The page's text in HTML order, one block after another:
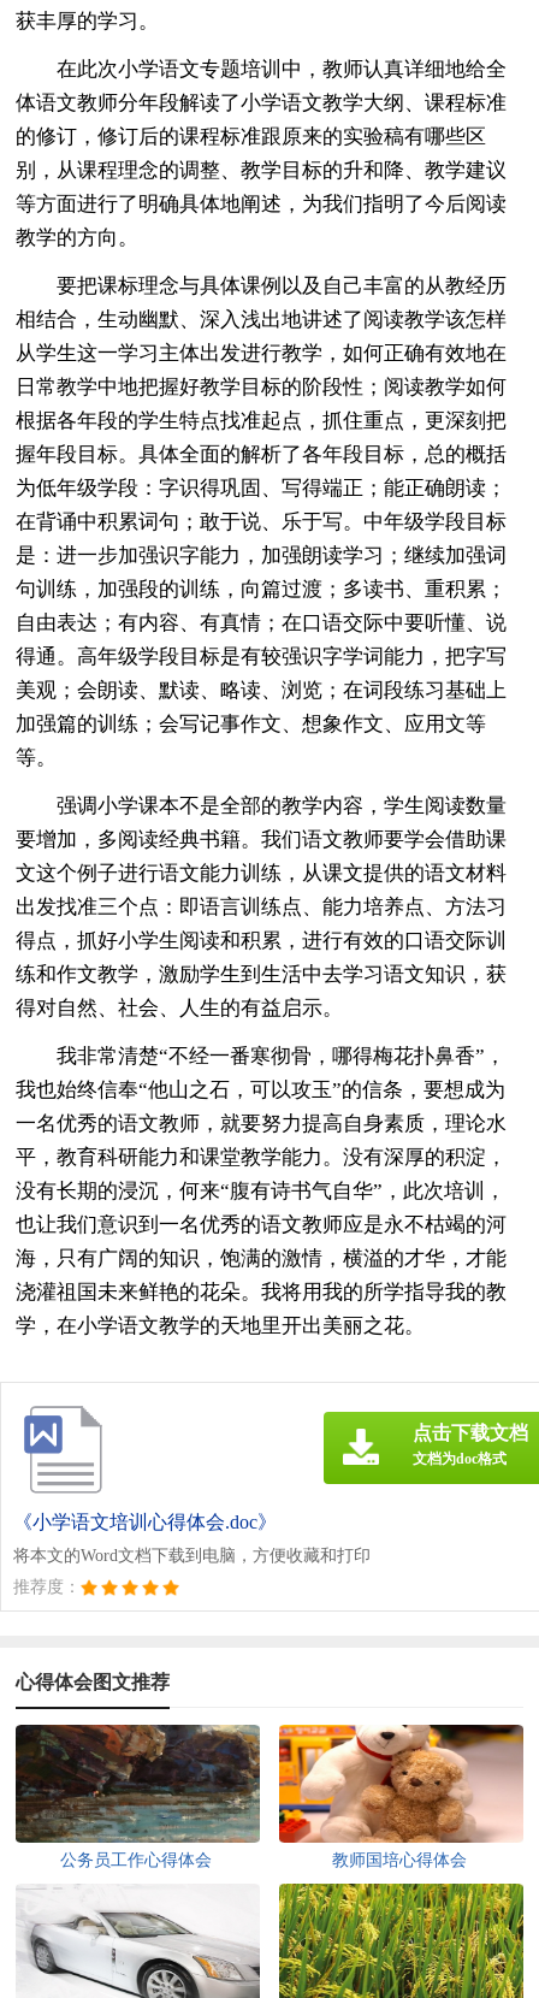
获丰厚的学习。
在此次小学语文专题培训中，教师认真详细地给全
体语文教师分年段解读了小学语文教学大纲、课程标准
的修订，修订后的课程标准跟原来的实验稿有哪些区
别，从课程理念的调整、教学目标的升和降、教学建议
等方面进行了明确具体地阐述，为我们指明了今后阅读
教学的方向。
要把课标理念与具体课例以及自己丰富的从教经历
相结合，生动幽默、深入浅出地讲述了阅读教学该怎样
从学生这一学习主体出发进行教学，如何正确有效地在
日常教学中地把握好教学目标的阶段性；阅读教学如何
根据各年段的学生特点找准起点，抓住重点，更深刻把
握年段目标。具体全面的解析了各年段目标，总的概括
为低年级学段：字识得巩固、写得端正；能正确朗读；
在背诵中积累词句；敢于说、乐于写。中年级学段目标
是：进一步加强识字能力，加强朗读学习；继续加强词
句训练，加强段的训练，向篇过渡；多读书、重积累；
自由表达；有内容、有真情；在口语交际中要听懂、说
得通。高年级学段目标是有较强识字学词能力，把字写
美观；会朗读、默读、略读、浏览；在词段练习基础上
加强篇的训练；会写记事作文、想象作文、应用文等
等。
强调小学课本不是全部的教学内容，学生阅读数量
要增加，多阅读经典书籍。我们语文教师要学会借助课
文这个例子进行语文能力训练，从课文提供的语文材料
出发找准三个点：即语言训练点、能力培养点、方法习
得点，抓好小学生阅读和积累，进行有效的口语交际训
练和作文教学，激励学生到生活中去学习语文知识，获
得对自然、社会、人生的有益启示。
我非常清楚“不经一番寒彻骨，哪得梅花扑鼻香”，
我也始终信奉“他山之石，可以攻玉”的信条，要想成为
一名优秀的语文教师，就要努力提高自身素质，理论水
平，教育科研能力和课堂教学能力。没有深厚的积淀，
没有长期的浸沉，何来“腹有诗书气自华”，此次培训，
也让我们意识到一名优秀的语文教师应是永不枯竭的河
海，只有广阔的知识，饱满的激情，横溢的才华，才能
浇灌祖国未来鲜艳的花朵。我将用我的所学指导我的教
学，在小学语文教学的天地里开出美丽之花。
《小学语文培训心得体会.doc》
将本文的Word文档下载到电脑，方便收藏和打印
推荐度：
点击下载文档
文档为doc格式
心得体会图文推荐
公务员工作心得体会 教师国培心得体会